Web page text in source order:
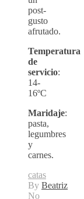
post-
gusto
afrutado.
Temperatura
de
servicio:
14-
16ºC
Maridaje:
pasta,
legumbres
y
carnes.
catas
By Beatriz
No